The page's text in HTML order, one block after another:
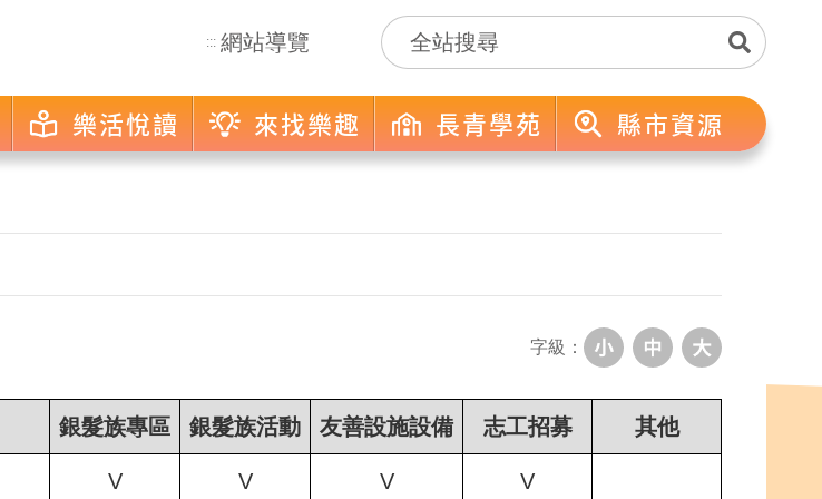
::: 網站導覽
樂活悅讀 來找樂趣 長青學苑 縣市資源
字級：
銀髮族專區 銀髮族活動 友善設施設備 志工招募 其他
V V V V